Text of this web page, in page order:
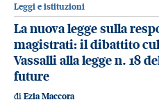
Leggi e istituzioni
La nuova legge sulla
magistrati: il dibattito
Vassalli alla legge n. 18
future
di Ezia Maccora